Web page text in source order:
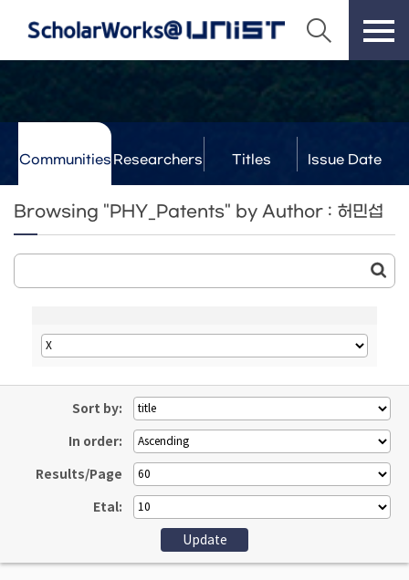
Communities Researchers Titles Issue Date
Browsing "PHY_Patents" by Author : 허민섭
Sort by:
In order:
Results/Page
Etal: